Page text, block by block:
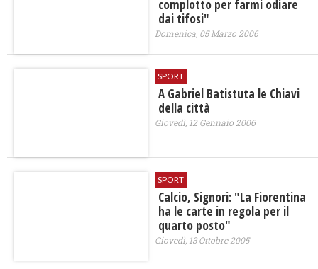
complotto per farmi odiare
dai tifosi"
Domenica, 05 Marzo 2006
SPORT
A Gabriel Batistuta le Chiavi
della città
Giovedì, 12 Gennaio 2006
SPORT
Calcio, Signori: "La Fiorentina
ha le carte in regola per il
quarto posto"
Giovedì, 13 Ottobre 2005